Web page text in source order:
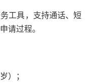
工具，支持通话、短
请过程。
）；